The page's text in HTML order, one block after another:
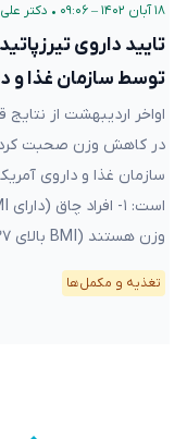
۱۸ آبان ۱۴۰۲ – ۰۹:۰۶ • دکتر
توسط سازمان غذا و
در کاهش وزن صحبت
سازمان غذا و داروی
وزن هستند (BMI بالای ۲۷) و یکی از […]
تغذیه و مکمل‌ها